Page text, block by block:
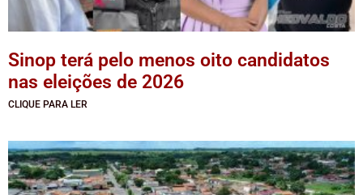
Sinop terá pelo menos oito candidatos
nas eleições de 2026
CLIQUE PARA LER